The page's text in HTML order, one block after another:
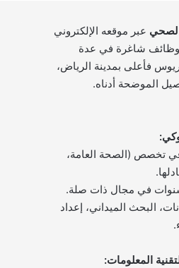
عبر موقعه الإلكتروني
وظائف شاغرة في عدة
فأعلى بمدينة الرياض،
الموضحة أدناه.
تخصص (الصحة العامة،
البحث الميداني، إعداد